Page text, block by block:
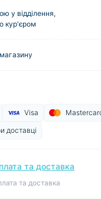
у відділення,
кур'єром
Visa
доставці
та доставка
та доставка